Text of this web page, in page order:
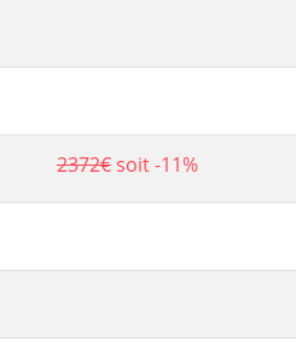
2372€soit -11%